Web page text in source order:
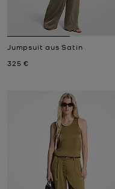
Jumpsuit aus Satin
Jetzt
325 €